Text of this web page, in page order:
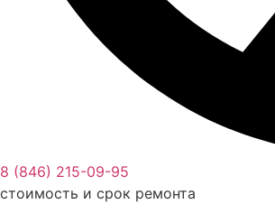
8 (846) 215-09-95
стоимость и срок ремонта